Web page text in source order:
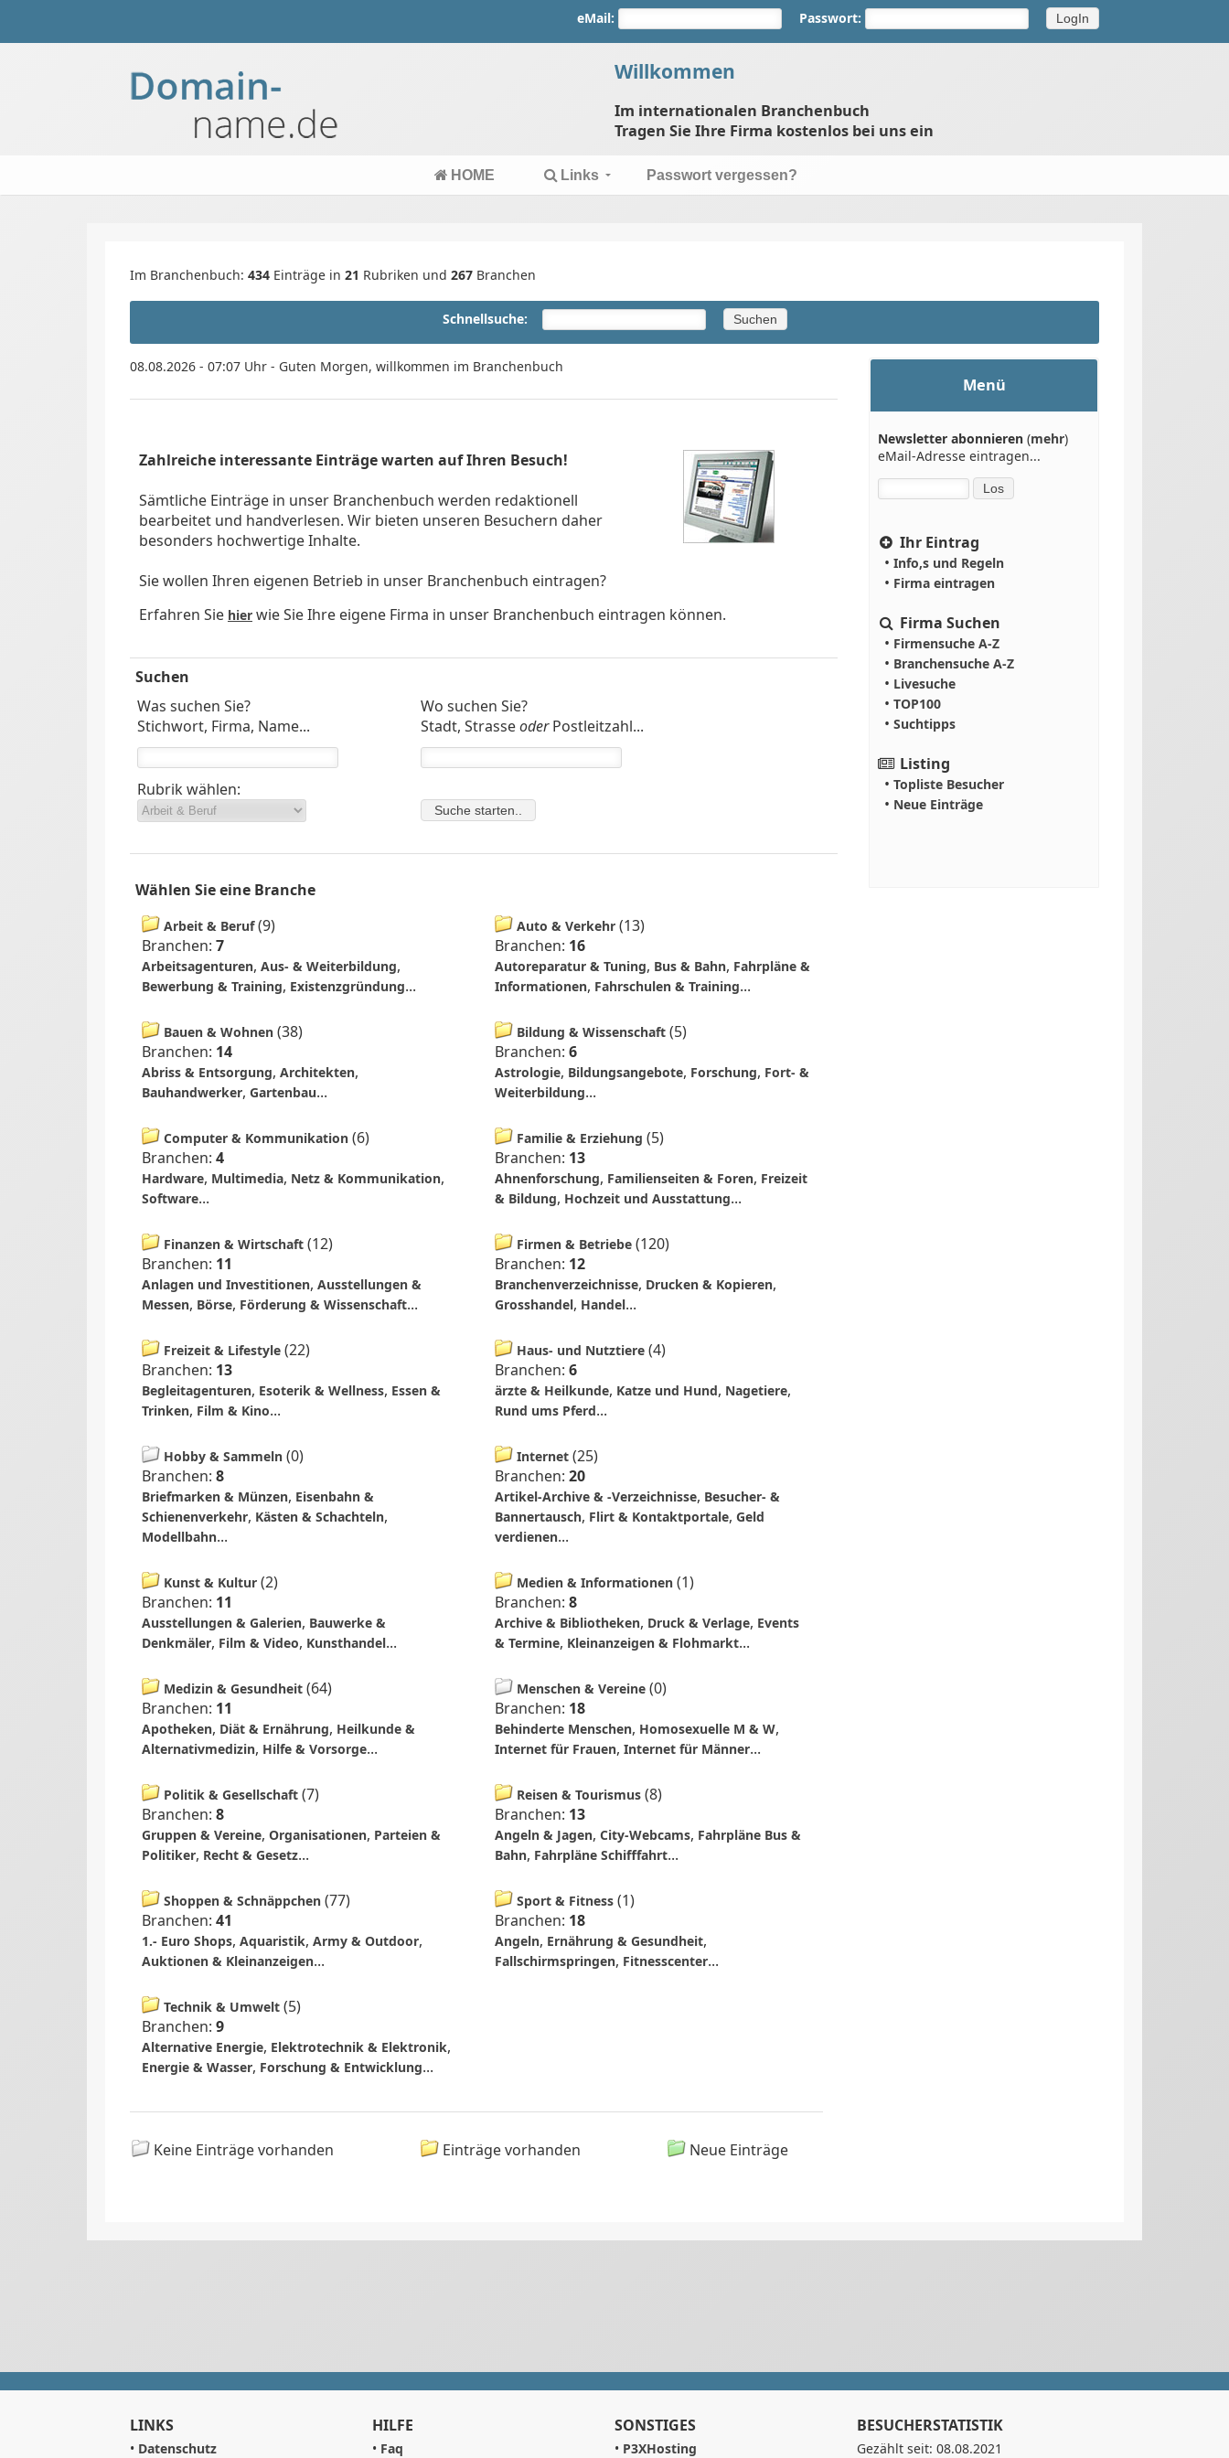
eMail: Passwort:
Willkommen
Im internationalen Branchenbuch
Tragen Sie Ihre Firma kostenlos bei uns ein
HOME Links Passwort vergessen?
Im Branchenbuch: 434 Einträge in 21 Rubriken und 267 Branchen
Schnellsuche:
08.08.2026 - 07:07 Uhr - Guten Morgen, willkommen im Branchenbuch
Zahlreiche interessante Einträge warten auf Ihren Besuch!
Sämtliche Einträge in unser Branchenbuch werden redaktionell
bearbeitet und handverlesen. Wir bieten unseren Besuchern daher
besonders hochwertige Inhalte.
Sie wollen Ihren eigenen Betrieb in unser Branchenbuch eintragen?
Erfahren Sie hier wie Sie Ihre eigene Firma in unser Branchenbuch eintragen können.
Suchen
Was suchen Sie?
Stichwort, Firma, Name...
Wo suchen Sie?
Stadt, StrasseoderPostleitzahl...
Rubrik wählen:
Wählen Sie eine Branche
Arbeit & Beruf(9)
Branchen: 7
Arbeitsagenturen, Aus- & Weiterbildung,
Bewerbung & Training, Existenzgründung...
Auto & Verkehr (13)
Branchen: 16
Autoreparatur & Tuning, Bus & Bahn, Fahrpläne &
Informationen, Fahrschulen & Training...
Bauen & Wohnen (38)
Branchen: 14
Abriss & Entsorgung, Architekten,
Bauhandwerker, Gartenbau...
Bildung & Wissenschaft (5)
Branchen: 6
Astrologie, Bildungsangebote, Forschung, Fort- &
Weiterbildung...
Computer & Kommunikation (6)
Branchen: 4
Hardware, Multimedia, Netz & Kommunikation,
Software...
Familie & Erziehung (5)
Branchen: 13
Ahnenforschung, Familienseiten & Foren, Freizeit
& Bildung, Hochzeit und Ausstattung...
Finanzen & Wirtschaft (12)
Branchen: 11
Anlagen und Investitionen, Ausstellungen &
Messen, Börse, Förderung & Wissenschaft...
Firmen & Betriebe (120)
Branchen: 12
Branchenverzeichnisse, Drucken & Kopieren,
Grosshandel, Handel...
Freizeit & Lifestyle (22)
Branchen: 13
Begleitagenturen, Esoterik & Wellness, Essen &
Trinken, Film & Kino...
Haus- und Nutztiere (4)
Branchen: 6
ärzte & Heilkunde, Katze und Hund, Nagetiere,
Rund ums Pferd...
Hobby & Sammeln (0)
Branchen: 8
Briefmarken & Münzen, Eisenbahn &
Schienenverkehr, Kästen & Schachteln,
Modellbahn...
Internet (25)
Branchen: 20
Artikel-Archive & -Verzeichnisse, Besucher- &
Bannertausch, Flirt & Kontaktportale, Geld
verdienen...
Kunst & Kultur (2)
Branchen: 11
Ausstellungen & Galerien, Bauwerke &
Denkmäler, Film & Video, Kunsthandel...
Medien & Informationen (1)
Branchen: 8
Archive & Bibliotheken, Druck & Verlage, Events
& Termine, Kleinanzeigen & Flohmarkt...
Medizin & Gesundheit (64)
Branchen: 11
Apotheken, Diät & Ernährung, Heilkunde &
Alternativmedizin, Hilfe & Vorsorge...
Menschen & Vereine (0)
Branchen: 18
Behinderte Menschen, Homosexuelle M & W,
Internet für Frauen, Internet für Männer...
Politik & Gesellschaft (7)
Branchen: 8
Gruppen & Vereine, Organisationen, Parteien &
Politiker, Recht & Gesetz...
Reisen & Tourismus (8)
Branchen: 13
Angeln & Jagen, City-Webcams, Fahrpläne Bus &
Bahn, Fahrpläne Schifffahrt...
Shoppen & Schnäppchen (77)
Branchen: 41
1.- Euro Shops, Aquaristik, Army & Outdoor,
Auktionen & Kleinanzeigen...
Sport & Fitness (1)
Branchen: 18
Angeln, Ernährung & Gesundheit,
Fallschirmspringen, Fitnesscenter...
Technik & Umwelt (5)
Branchen: 9
Alternative Energie, Elektrotechnik & Elektronik,
Energie & Wasser, Forschung & Entwicklung...
Keine Einträge vorhanden Einträge vorhanden Neue Einträge
Menü
Newsletter abonnieren (mehr)
eMail-Adresse eintragen...
Ihr Eintrag
• Info,s und Regeln
• Firma eintragen
Firma Suchen
• Firmensuche A-Z
• Branchensuche A-Z
• Livesuche
• TOP100
• Suchtipps
Listing
• Topliste Besucher
• Neue Einträge
LINKS
• Datenschutz
HILFE
• Faq
SONSTIGES
• P3XHosting
BESUCHERSTATISTIK
Gezählt seit: 08.08.2021